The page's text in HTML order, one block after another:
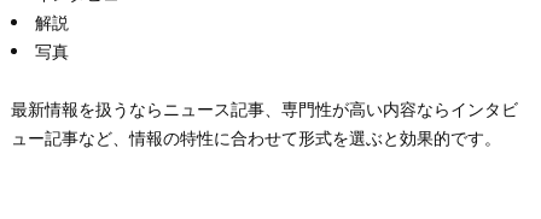
解説
写真
最新情報を扱うならニュース記事、専門性が高い内容ならインタビ
ュー記事など、情報の特性に合わせて形式を選ぶと効果的です。